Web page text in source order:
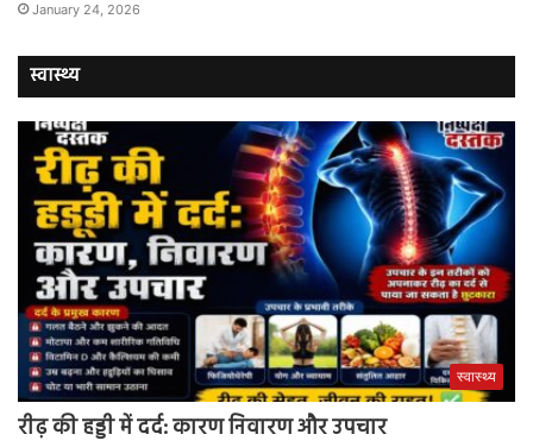
January 24, 2026
स्वास्थ्य
स्वास्थ्य
रीढ़ की हड्डी में दर्द: कारण निवारण और उपचार